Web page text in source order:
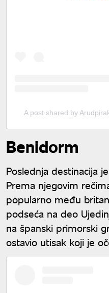
A post shared by
Benidorm
Poslednja destinacija
Prema njegovim
popularno među
podseća na deo
na španski primorski
ostavio utisak koji je